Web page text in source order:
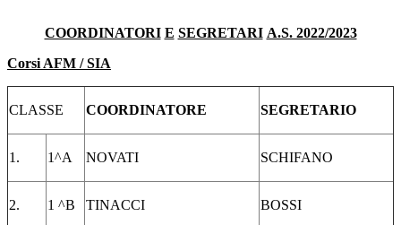
COORDINATORI E SEGRETARI A.S. 2022/2023
Corsi AFM / SIA
CLASSE COORDINATORE SEGRETARIO
1. 1^A NOVATI SCHIFANO
2. 1 ^B TINACCI BOSSI